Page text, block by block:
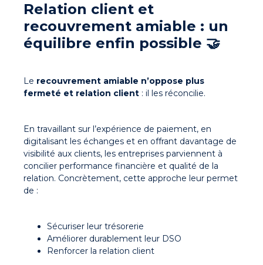
Relation client et
recouvrement amiable : un
équilibre enfin possible 🤝
Le recouvrement amiable n’oppose plus
fermeté et relation client : il les réconcilie.
En travaillant sur l’expérience de paiement, en
digitalisant les échanges et en offrant davantage de
visibilité aux clients, les entreprises parviennent à
concilier performance financière et qualité de la
relation. Concrètement, cette approche leur permet
de :
Sécuriser leur trésorerie
Améliorer durablement leur DSO
Renforcer la relation client